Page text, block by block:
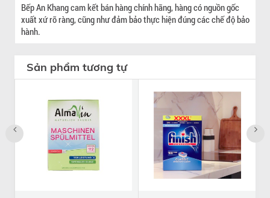
Bếp An Khang cam kết bán hàng chính hãng, hàng có nguồn gốc
xuất xứ rõ ràng, cũng như đảm bảo thực hiện đúng các chế độ bảo
hành.
Sản phẩm tương tự